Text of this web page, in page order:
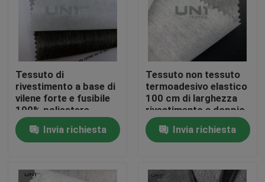
Casa.
Prodotti
Su di noi
Tessuto di
rivestimento a base di
vilene forte e fusibile
100% poliestere
N1208G
Invia richiesta
Tessuto non tessuto
termoadesivo elastico
100 cm di larghezza
rivestimento a doppio
punto
Invia richiesta